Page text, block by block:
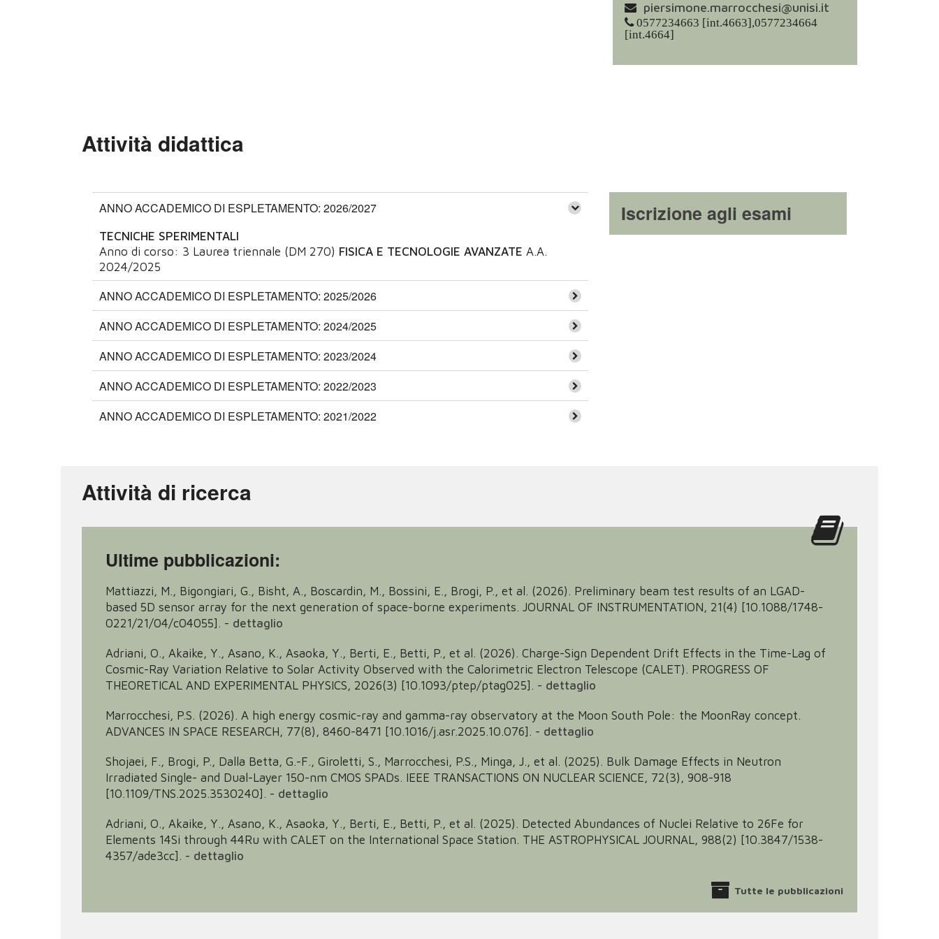
piersimone.marrocchesi@unisi.it
0577234663 [int.4663],0577234664
[int.4664]
Attività didattica
ANNO ACCADEMICO DI ESPLETAMENTO: 2026/2027
TECNICHE SPERIMENTALI
Anno di corso: 3 Laurea triennale (DM 270) FISICA E TECNOLOGIE AVANZATE A.A.
2024/2025
ANNO ACCADEMICO DI ESPLETAMENTO: 2025/2026
ANNO ACCADEMICO DI ESPLETAMENTO: 2024/2025
ANNO ACCADEMICO DI ESPLETAMENTO: 2023/2024
ANNO ACCADEMICO DI ESPLETAMENTO: 2022/2023
ANNO ACCADEMICO DI ESPLETAMENTO: 2021/2022
Iscrizione agli esami
Attività di ricerca
Ultime pubblicazioni:
Mattiazzi, M., Bigongiari, G., Bisht, A., Boscardin, M., Bossini, E., Brogi, P., et al. (2026). Preliminary beam test results of an LGAD-
based 5D sensor array for the next generation of space-borne experiments. JOURNAL OF INSTRUMENTATION, 21(4) [10.1088/1748-
0221/21/04/c04055]. - dettaglio
Adriani, O., Akaike, Y., Asano, K., Asaoka, Y., Berti, E., Betti, P., et al. (2026). Charge-Sign Dependent Drift Effects in the Time-Lag of
Cosmic-Ray Variation Relative to Solar Activity Observed with the Calorimetric Electron Telescope (CALET). PROGRESS OF
THEORETICAL AND EXPERIMENTAL PHYSICS, 2026(3) [10.1093/ptep/ptag025]. - dettaglio
Marrocchesi, P.S. (2026). A high energy cosmic-ray and gamma-ray observatory at the Moon South Pole: the MoonRay concept.
ADVANCES IN SPACE RESEARCH, 77(8), 8460-8471 [10.1016/j.asr.2025.10.076]. - dettaglio
Shojaei, F., Brogi, P., Dalla Betta, G.-F., Giroletti, S., Marrocchesi, P.S., Minga, J., et al. (2025). Bulk Damage Effects in Neutron
Irradiated Single- and Dual-Layer 150-nm CMOS SPADs. IEEE TRANSACTIONS ON NUCLEAR SCIENCE, 72(3), 908-918
[10.1109/TNS.2025.3530240]. - dettaglio
Adriani, O., Akaike, Y., Asano, K., Asaoka, Y., Berti, E., Betti, P., et al. (2025). Detected Abundances of Nuclei Relative to 26Fe for
Elements 14Si through 44Ru with CALET on the International Space Station. THE ASTROPHYSICAL JOURNAL, 988(2) [10.3847/1538-
4357/ade3cc]. - dettaglio
Tutte le pubblicazioni